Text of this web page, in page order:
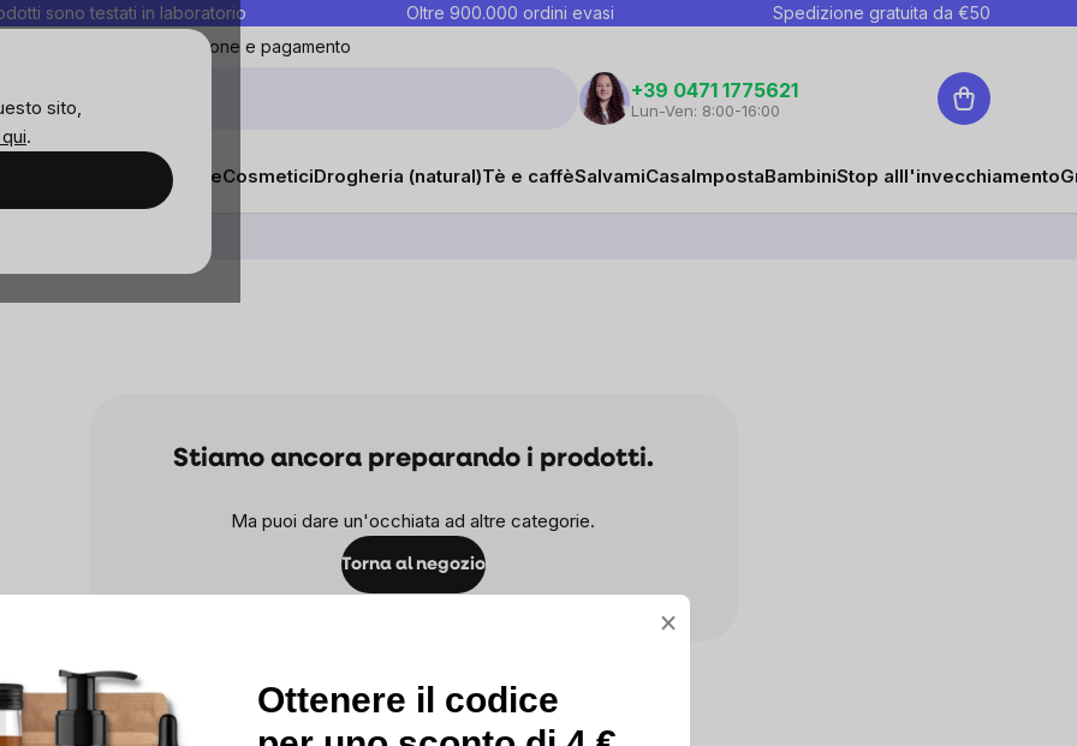
sito,
.
sono testati in laboratorio Oltre 900.000 ordini evasi Spedizione gratuita da €50
Spedizione e pagamento
+39 0471 1775621
Lun-Ven: 8:00-16:00
Carrello
Integratori e vitamineCosmeticiDrogheria (natural)Tè e caffèSalvamiCasaImpostaBambiniStop alll'invecchiamento
Stiamo ancora preparando i prodotti.
Ma puoi dare un'occhiata ad altre categorie.
Torna al negozio
×
Ottenere il codice